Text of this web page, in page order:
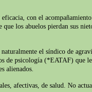
con el
los abuelos pierdan sus
el síndico de
de psicología (*EATAF)
alienados.
afectivas, de salud. No